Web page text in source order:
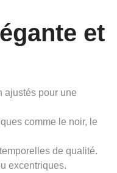
et
ajustés pour une
comme le noir, le
de qualité.
excentriques.